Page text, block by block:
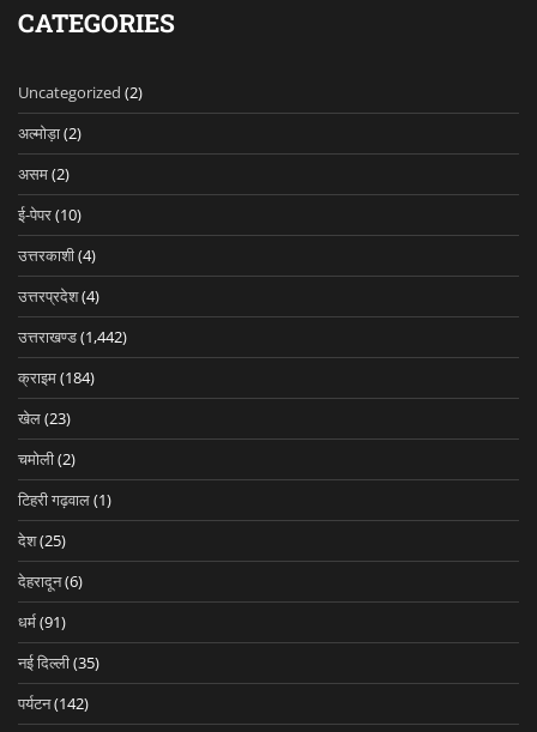
CATEGORIES
Uncategorized (2)
अल्मोड़ा(2)
असम(2)
ई-पेपर(10)
उत्तरकाशी(4)
उत्तरप्रदेश(4)
उत्तराखण्ड(1,442)
क्राइम(184)
खेल(23)
चमोली(2)
टिहरी गढ़वाल(1)
देश(25)
देहरादून(6)
धर्म(91)
नई दिल्ली(35)
पर्यटन(142)